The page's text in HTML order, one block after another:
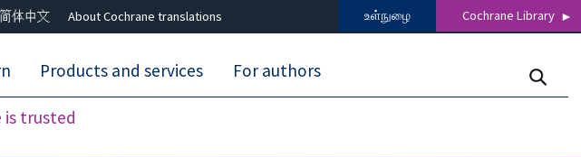
简体中文 About Cochrane translations உள்நுழை Cochrane Library
is trusted
Products and services For authors